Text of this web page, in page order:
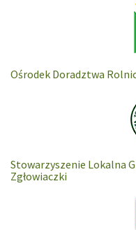
Ośrodek Doradztwa
Stowarzyszenie Lokalna
Zgłowiaczki